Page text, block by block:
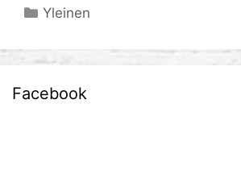
Kategoriat
Yleinen
Facebook